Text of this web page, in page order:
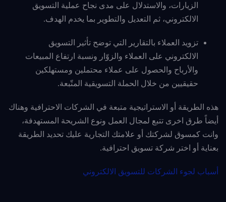
الزيارات، والاستدلال على مدى نجاح عملية التسويق
الالكتروني، ثم التعديل والتطوير بما يخدم الهدف.
تزويد العملاء بالتقارير التي توضح تأثير التسويق
الالكتروني على العملاء والزوّار ونسبة ارتفاع المبيعات
والأرباح والحصول على عملاء محتملين ومستهلكين
حقيقيين من خلال الحملة التسويقية المتّبعة.
هذه الطريقة أو الاستراتيجية متبعة في الشركات الاحترافية وهناك
أيضاً طرق اخرى تتبع لمجال العمل ونوع الشريحة المستهدفة،
وانت كمسوق لشركتك أو علامتك التجارية عليك تحديد الطريقة
بعناية أو اختر شركة تسويق احترافية.
أسباب لجوء الشركات للتسويق الالكتروني